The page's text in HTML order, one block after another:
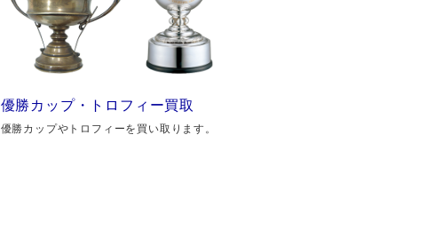
優勝カップ・トロフィー買取
優勝カップやトロフィーを買い取ります。